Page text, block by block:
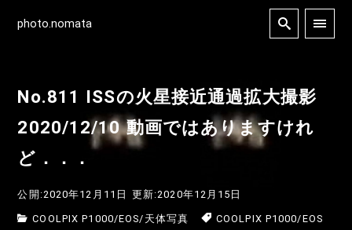
photo.nomata
No.811 ISSの火星接近通過拡大撮影
2020/12/10 動画ではありますけれ
ど．．．
公開:2020年12月11日 更新:2020年12月15日
COOLPIX P1000/EOS/ 天体写真 COOLPIX P1000/EOS